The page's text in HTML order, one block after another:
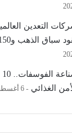
سباق الذهب و150 شركة تنشط بالقطاع
الغذائي
6 أغسطس، 2026